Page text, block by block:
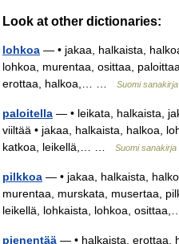
Look at other dictionaries:
lohkoa — • jakaa, halkaista,
lohkoa, murentaa, osittaa,
erottaa, halkoa,… …
Suomi
paloitella — • leikata, halkaista,
viiltää • jakaa, halkaista, halkoa,
katkoa, leikellä,… …
Suomi
pilkkoa — • jakaa, halkaista,
murentaa, murskata, musertaa,
leikellä, lohkaista, lohkoa,
pienentää — • halkaista, erottaa,